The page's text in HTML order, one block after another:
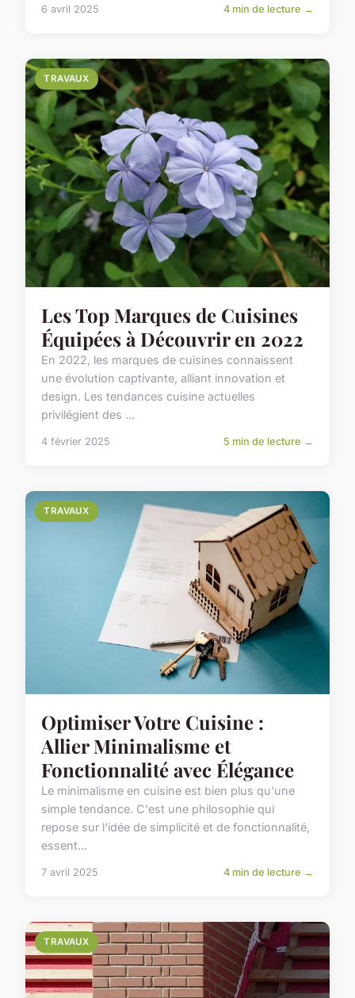
6 avril 2025 4 min de lecture →
TRAVAUX
Les Top Marques de Cuisines
Équipées à Découvrir en 2022
En 2022, les marques de cuisines connaissent
une évolution captivante, alliant innovation et
design. Les tendances cuisine actuelles
privilégient des ...
4 février 2025 5 min de lecture →
TRAVAUX
Optimiser Votre Cuisine :
Allier Minimalisme et
Fonctionnalité avec Élégance
Le minimalisme en cuisine est bien plus qu'une
simple tendance. C'est une philosophie qui
repose sur l'idée de simplicité et de fonctionnalité,
essent...
7 avril 2025 4 min de lecture →
TRAVAUX